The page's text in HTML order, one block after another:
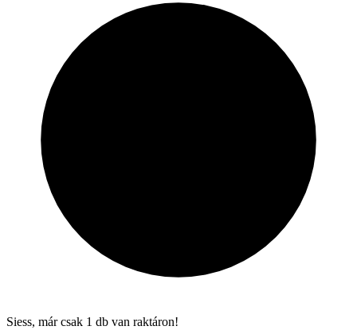
Siess, már csak 1 db van raktáron!